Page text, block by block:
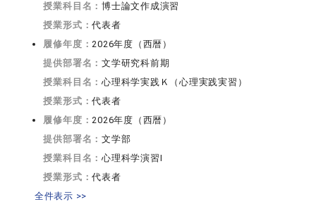
授業科目名：博士論文作成演習
授業形式：代表者
履修年度：2026年度（西暦）
提供部署名：文学研究科前期
授業科目名：心理科学実践Ｋ（心理実践実習）
授業形式：代表者
履修年度：2026年度（西暦）
提供部署名：文学部
授業科目名：心理科学演習I
授業形式：代表者
全件表示 >>